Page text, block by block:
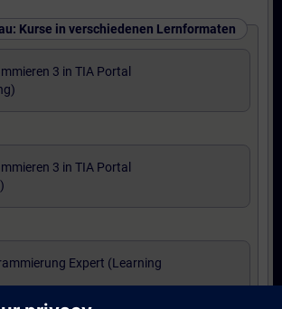
Kurse in verschiedenen Lernformaten
3 in TIA Portal
3 in TIA Portal
Expert (Learning